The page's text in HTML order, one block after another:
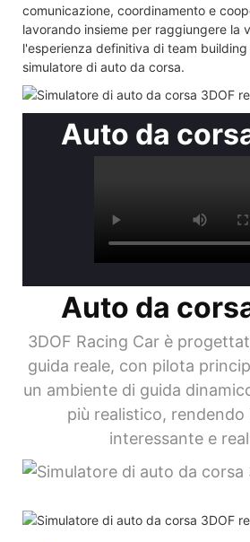
comunicazione, coordinamento e
lavorando insieme per raggiungere la
l'esperienza definitiva di team
simulatore di auto da corsa.
Auto da
Auto da
3DOF Racing Car è
guida reale, con pilota
un ambiente di guida
più realistico, rendendo
interessante e